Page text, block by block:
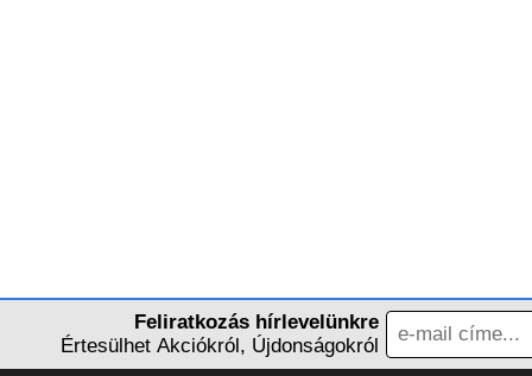
Feliratkozás hírlevelünkre
Értesülhet Akciókról, Újdonságokról